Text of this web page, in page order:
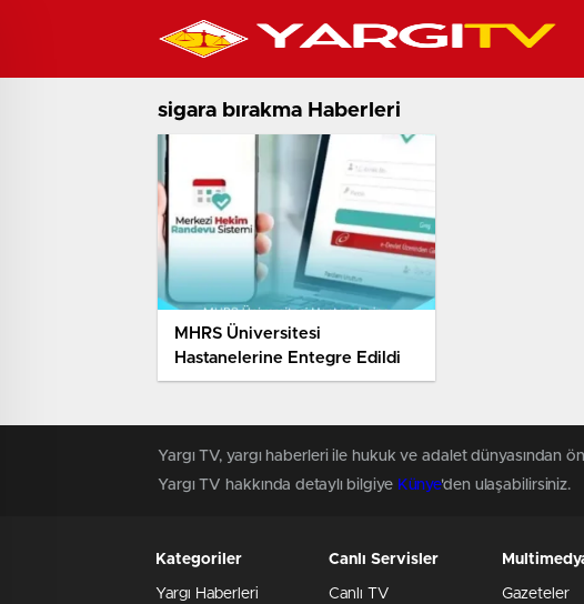
sigara bırakma Haberleri
MHRS Üniversitesi
Hastanelerine Entegre Edildi
Yargı TV, yargı haberleri ile hukuk ve adalet dünyasından
Yargı TV hakkında detaylı bilgiye Künye'den ulaşabilirsiniz.
Kategoriler
Yargı Haberleri
Canlı Servisler
Canlı TV Gazeteler